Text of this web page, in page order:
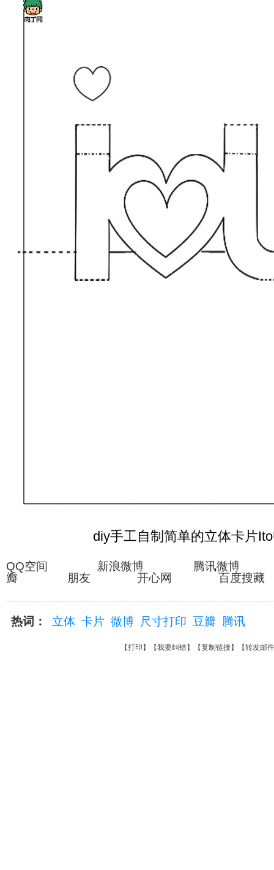
diy手工自制简单的立体卡片
QQ空间 新浪微博 腾讯微
瓣 朋友 开心网 百度搜
热词： 立体 卡片 微博 尺寸打印 豆瓣 腾讯
【打印 】【我要纠错】【复制链接】【转发邮件